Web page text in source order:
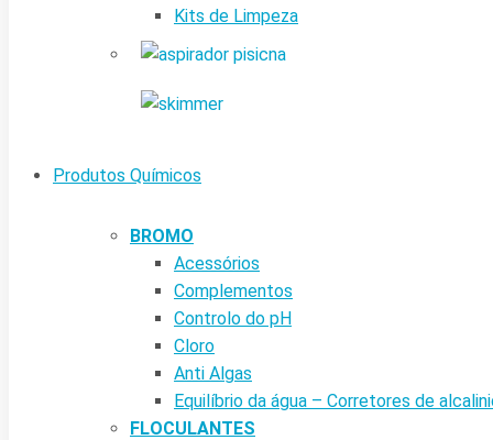
Kits de Limpeza
Produtos Químicos
BROMO
Acessórios
Complementos
Controlo do pH
Cloro
Anti Algas
Equilíbrio da água – Corretores de
FLOCULANTES